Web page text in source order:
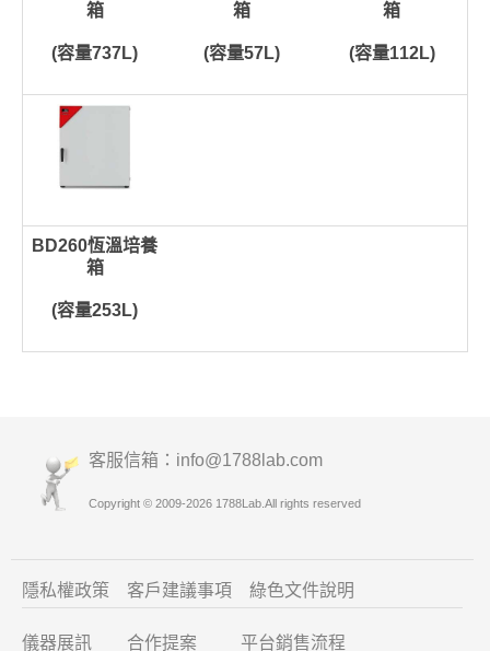
箱
(容量737L)
箱
(容量57L)
箱
(容量112L)
BD260恆溫培養
箱
(容量253L)
客服信箱：info@1788lab.com
Copyright © 2009-2026 1788Lab.All rights reserved
隱私權政策 客戶建議事項 綠色文件說明
儀器展訊 合作提案 平台銷售流程